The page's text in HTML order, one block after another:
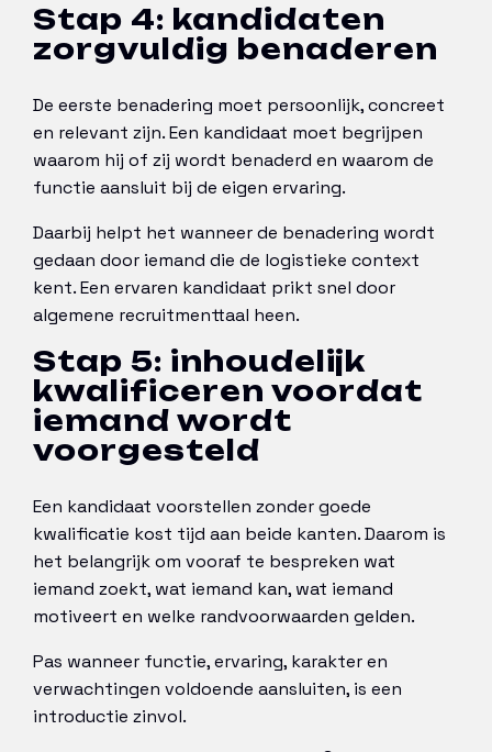
Stap 4: kandidaten
zorgvuldig benaderen
De eerste benadering moet persoonlijk, concreet
en relevant zijn. Een kandidaat moet begrijpen
waarom hij of zij wordt benaderd en waarom de
functie aansluit bij de eigen ervaring.
Daarbij helpt het wanneer de benadering wordt
gedaan door iemand die de logistieke context
kent. Een ervaren kandidaat prikt snel door
algemene recruitmenttaal heen.
Stap 5: inhoudelijk
kwalificeren voordat
iemand wordt
voorgesteld
Een kandidaat voorstellen zonder goede
kwalificatie kost tijd aan beide kanten. Daarom is
het belangrijk om vooraf te bespreken wat
iemand zoekt, wat iemand kan, wat iemand
motiveert en welke randvoorwaarden gelden.
Pas wanneer functie, ervaring, karakter en
verwachtingen voldoende aansluiten, is een
introductie zinvol.